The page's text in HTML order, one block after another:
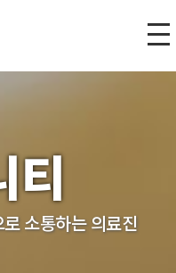
소통하는 의료진